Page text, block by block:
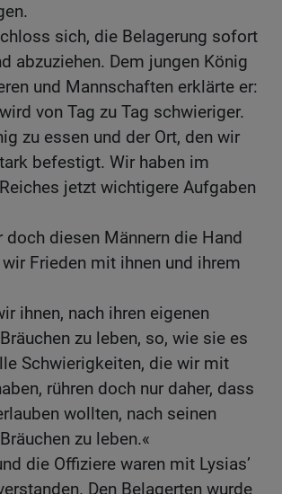
sich, die Belagerung sofort
abzuziehen. Dem jungen König
und Mannschaften erklärte er:
von Tag zu Tag schwieriger.
zu essen und der Ort, den wir
befestigt. Wir haben im
jetzt wichtigere Aufgaben
doch diesen Männern die Hand
Frieden mit ihnen und ihrem
ihnen, nach ihren eigenen
zu leben, so, wie sie es
Schwierigkeiten, die wir mit
rühren doch nur daher, dass
wollten, nach seinen
zu leben.«
die Offiziere waren mit Lysias’
Den Belagerten wurde